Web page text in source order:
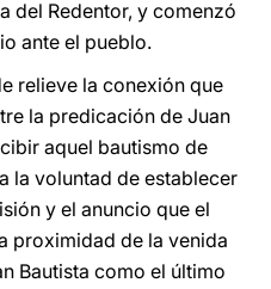
del Redentor, y comenzó
ante el pueblo.
relieve la conexión que
la predicación de Juan
aquel bautismo de
la voluntad de establecer
y el anuncio que el
proximidad de la venida
Bautista como el último